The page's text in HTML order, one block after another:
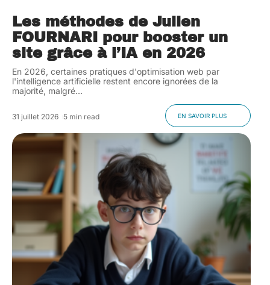
Les méthodes de Julien
FOURNARI pour booster un
site grâce à l’IA en 2026
En 2026, certaines pratiques d'optimisation web par
l'intelligence artificielle restent encore ignorées de la
majorité, malgré…
31 juillet 2026 5 min read EN SAVOIR PLUS